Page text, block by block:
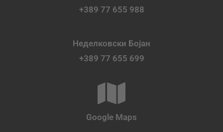
+389 77 655 988
Неделковски Бојан
+389 77 655 699
Google Maps